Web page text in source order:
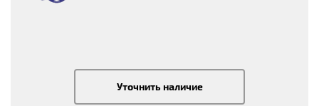
Уточнить наличие